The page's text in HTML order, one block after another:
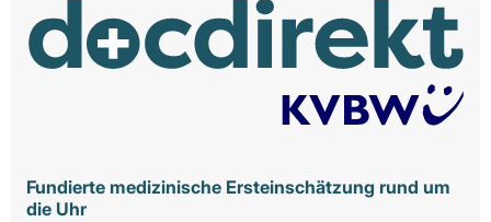
Fundierte medizinische Ersteinschätzung rund um
die Uhr